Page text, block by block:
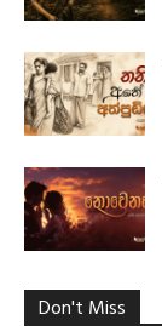
Don't Miss